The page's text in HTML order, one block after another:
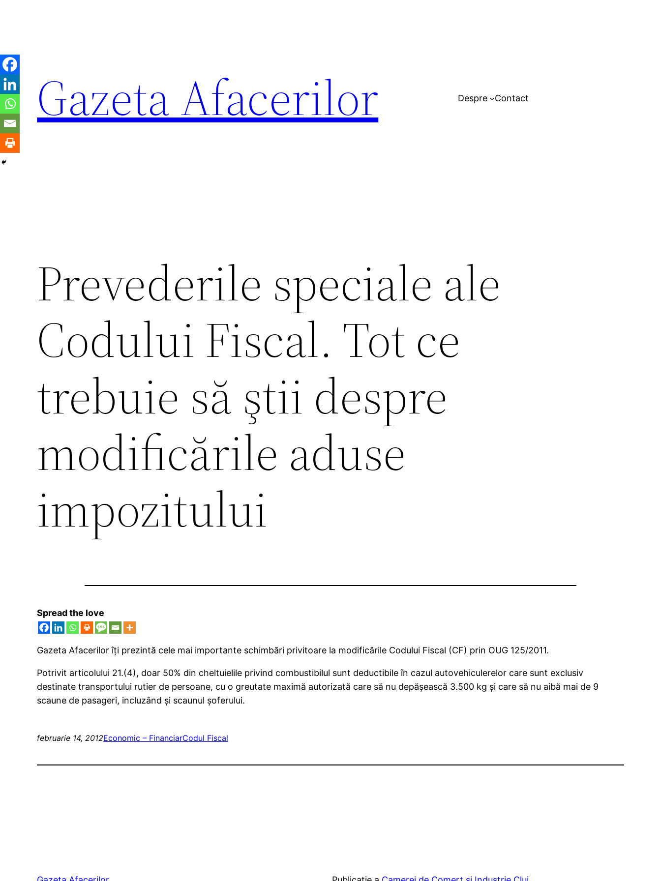
Gazeta Afacerilor Despre Contact
Prevederile speciale ale
Codului Fiscal. Tot ce
trebuie să ştii despre
modificările aduse
impozitului
Spread the love
Gazeta Afacerilor îţi prezintă cele mai importante schimbări privitoare la modificările Codului Fiscal (CF) prin OUG 125/2011.
Potrivit articolului 21.(4), doar 50% din cheltuielile privind combustibilul sunt deductibile în cazul autovehiculerelor care sunt exclusiv
destinate transportului rutier de persoane, cu o greutate maximă autorizată care să nu depăşească 3.500 kg şi care să nu aibă mai de 9
scaune de pasageri, incluzând şi scaunul şoferului.
februarie 14, 2012Economic – FinanciarCodul Fiscal